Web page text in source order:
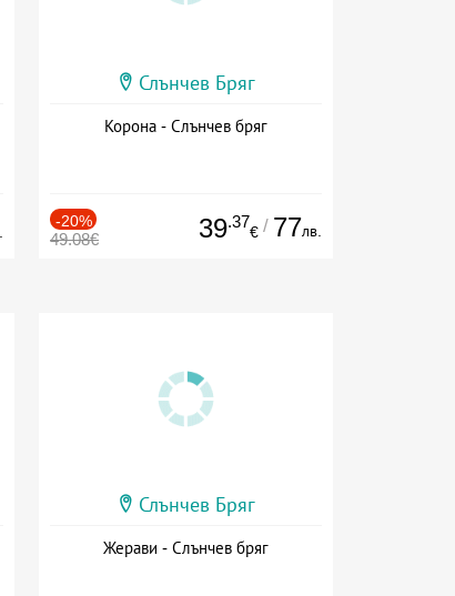
Слънчев Бряг
Корона - Слънчев бряг
-20%
49.08€ 39.37
€ / 77лв.
Слънчев Бряг
Жерави - Слънчев бряг